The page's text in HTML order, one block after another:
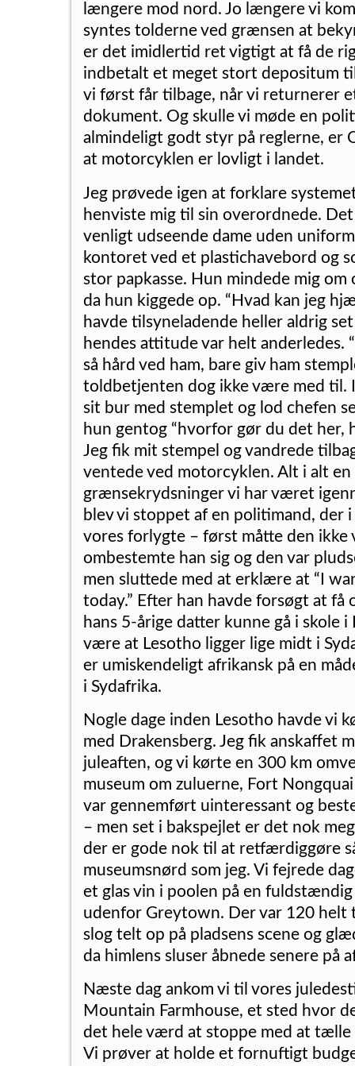
længere mod nord. Jo længere vi
syntes tolderne ved grænsen at
er det imidlertid ret vigtigt at få de
indbetalt et meget stort depositum
vi først får tilbage, når vi returnerer
dokument. Og skulle vi møde en
almindeligt godt styr på reglerne, er
at motorcyklen er lovligt i landet.
Jeg prøvede igen at forklare
henviste mig til sin overordnede.
venligt udseende dame uden
kontoret ved et plastichavebord og
stor papkasse. Hun mindede mig
da hun kiggede op. “Hvad kan jeg
havde tilsyneladende heller aldrig
hendes attitude var helt anderledes.
så hård ved ham, bare giv ham
toldbetjenten dog ikke være med til.
sit bur med stemplet og lod chefen
hun gentog “hvorfor gør du det her,
Jeg fik mit stempel og vandrede
ventede ved motorcyklen. Alt i alt
grænsekrydsninger vi har været
blev vi stoppet af en politimand, der
vores forlygte – først måtte den
ombestemte han sig og den var
men sluttede med at erklære at “I
today.” Efter han havde forsøgt at få
hans 5-årige datter kunne gå i skole
være at Lesotho ligger lige midt i
er umiskendeligt afrikansk på en
i Sydafrika.
Nogle dage inden Lesotho havde vi
med Drakensberg. Jeg fik anskaffet
juleaften, og vi kørte en 300 km
museum om zuluerne, Fort
var gennemført uinteressant og
– men set i bakspejlet er det nok
der er gode nok til at retfærdiggøre
museumsnørd som jeg. Vi fejrede
et glas vin i poolen på en
udenfor Greytown. Der var 120 helt
slog telt op på pladsens scene og
da himlens sluser åbnede senere på
Næste dag ankom vi til vores
Mountain Farmhouse, et sted hvor
det hele værd at stoppe med at tælle
Vi prøver at holde et fornuftigt